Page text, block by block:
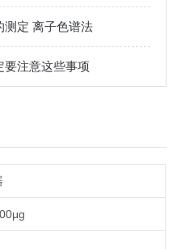
测定 离子色谱法
要注意这些事项